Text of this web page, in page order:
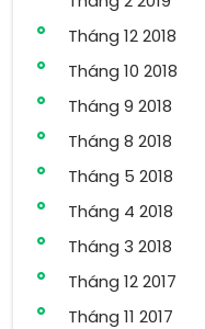
Tháng 12 2018
Tháng 10 2018
Tháng 9 2018
Tháng 8 2018
Tháng 5 2018
Tháng 4 2018
Tháng 3 2018
Tháng 12 2017
Tháng 11 2017